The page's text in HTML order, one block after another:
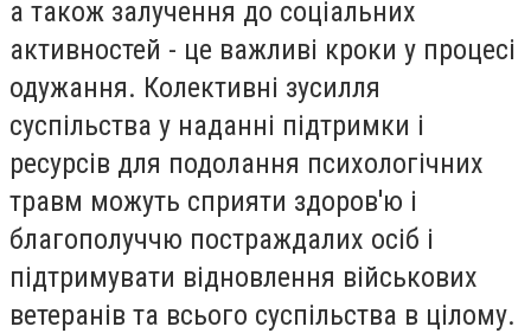
а також залучення до соціальних
активностей - це важливі кроки у процесі
одужання. Колективні зусилля
суспільства у наданні підтримки і
ресурсів для подолання психологічних
травм можуть сприяти здоров'ю і
благополуччю постраждалих осіб і
підтримувати відновлення військових
ветеранів та всього суспільства в цілому.